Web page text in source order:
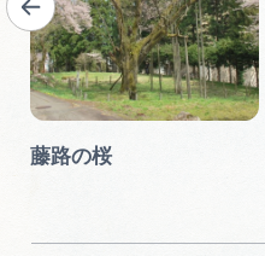
藤路の桜